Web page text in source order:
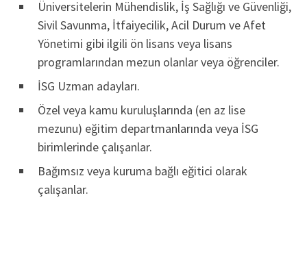
Üniversitelerin Mühendislik, İş Sağlığı ve Güvenliği,
Sivil Savunma, İtfaiyecilik, Acil Durum ve Afet
Yönetimi gibi ilgili ön lisans veya lisans
programlarından mezun olanlar veya öğrenciler.
İSG Uzman adayları.
Özel veya kamu kuruluşlarında (en az lise
mezunu) eğitim departmanlarında veya İSG
birimlerinde çalışanlar.
Bağımsız veya kuruma bağlı eğitici olarak
çalışanlar.